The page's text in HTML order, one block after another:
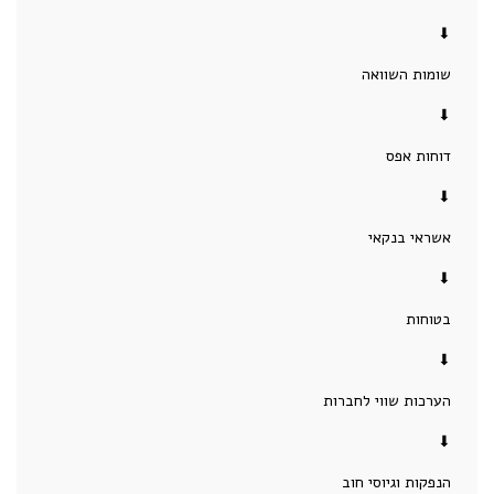
⬇
שומות השוואה
⬇
דוחות אפס
⬇
אשראי בנקאי
⬇
בטוחות
⬇
הערכות שווי לחברות
⬇
הנפקות וגיוסי חוב